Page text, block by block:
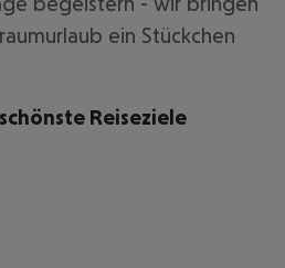
ein Stückchen
Reiseziele